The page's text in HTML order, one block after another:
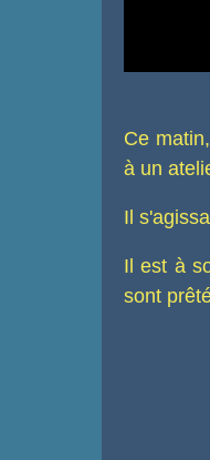
Ce
à un
Il
Il est à
sont